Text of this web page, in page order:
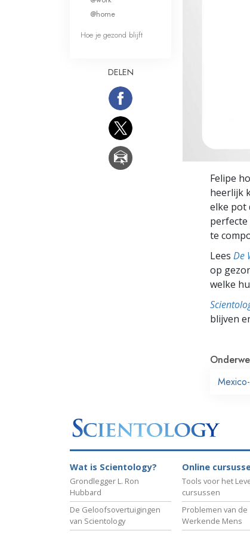
Felipe
heerlijk
elke pot
perfecte
te
Lees De
op
welke
blijven
@home
Hoe je gezond blijft
DELEN
Wat is Scientology?
Grondlegger L. Ron
Hubbard
De Geloofsovertuigingen
van Scientology
Online
Tools voor het
cursussen
Problemen van de
Werkende Mens